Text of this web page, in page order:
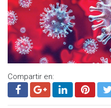
Compartir en: